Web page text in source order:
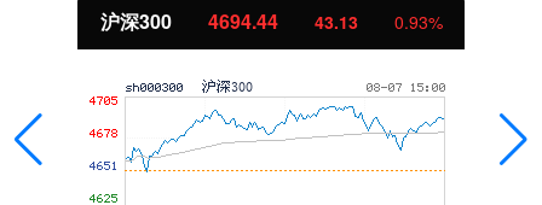
北证50 1134.24 11.37